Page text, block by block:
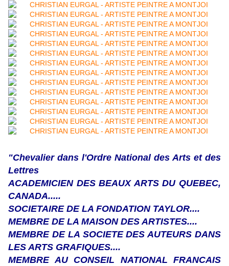
"Chevalier dans l'Ordre National des Arts et des
Lettres
ACADEMICIEN DES BEAUX ARTS DU QUEBEC,
CANADA.....
SOCIETAIRE DE LA FONDATION TAYLOR....
MEMBRE DE LA MAISON DES ARTISTES....
MEMBRE DE LA SOCIETE DES AUTEURS DANS
LES ARTS GRAFIQUES....
MEMBRE AU CONSEIL NATIONAL FRANCAIS